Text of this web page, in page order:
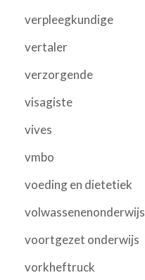
verpleegkundige
vertaler
verzorgende
visagiste
vives
vmbo
voeding en dietetiek
volwassenenonderwijs
voortgezet onderwijs
vorkheftruck